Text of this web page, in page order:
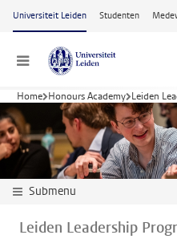
Ga naar hoofdinhoud
Universiteit Leiden Studenten
Menu
Home Honours Academy Leiden
Submenu
Leiden Leadership